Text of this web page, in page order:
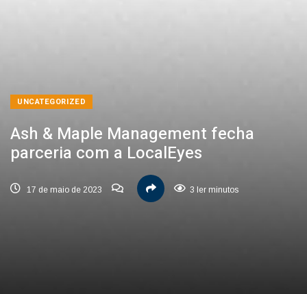
UNCATEGORIZED
Ash & Maple Management fecha
parceria com a LocalEyes
17 de maio de 2023 3 ler minutos